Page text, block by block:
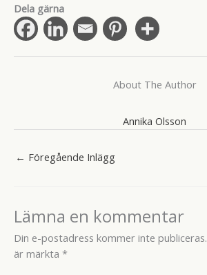
Dela gärna
About The Author
Annika Olsson
← Föregående Inlägg
Lämna en kommentar
Din e-postadress kommer inte publiceras.
är märkta *